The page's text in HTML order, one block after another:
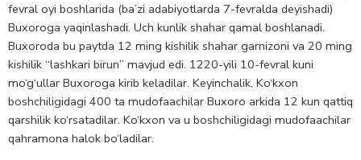
fevral oyi boshlarida (ba’zi adabiyotlarda 7-fevralda deyishadi)
Buxoroga yaqinlashadi. Uch kunlik shahar qamal boshlanadi.
Buxoroda bu paytda 12 ming kishilik shahar garnizoni va 20 ming
kishilik “lashkari birun” mavjud edi. 1220-yili 10-fevral kuni
mo‘g‘ullar Buxoroga kirib keladilar. Keyinchalik, Ko‘kxon
boshchiligidagi 400 ta mudofaachilar Buxoro arkida 12 kun qattiq
qarshilik ko‘rsatadilar. Ko‘kxon va u boshchiligidagi mudofaachilar
qahramona halok bo‘ladilar.